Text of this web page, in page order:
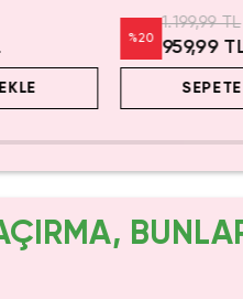
%20
1.199,99 TL
959,99